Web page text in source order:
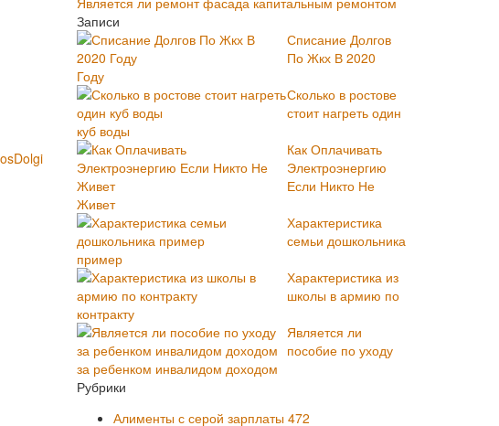
Записи
Списание Долгов
По Жкх В 2020
Году
Сколько в ростове
стоит нагреть один
куб воды
Как Оплачивать
Электроэнергию
Если Никто Не
Живет
Характеристика
семьи дошкольника
пример
Характеристика из
школы в армию по
контракту
Является ли
пособие по уходу
за ребенком инвалидом доходом
Рубрики
Алименты с серой зарплаты 472